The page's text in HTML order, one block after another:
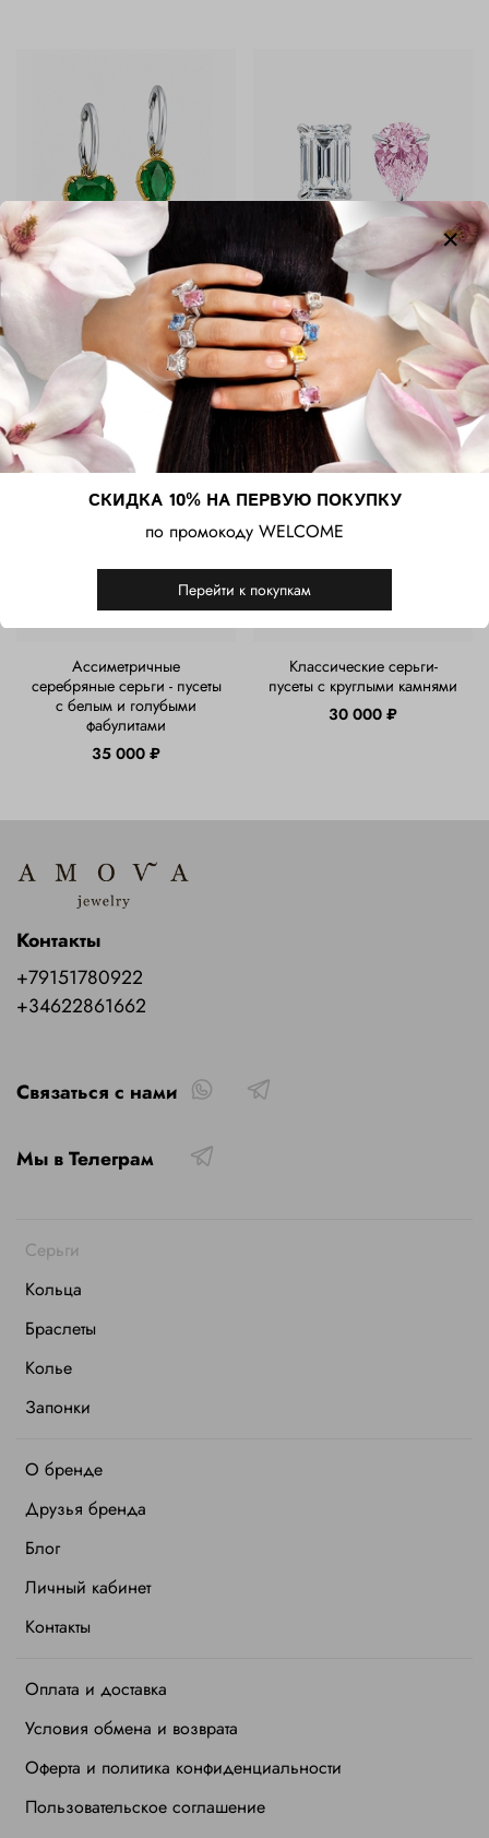
Ассиметричные серьги -
кликеры с изумрудным
кварцем
26 000 ₽
Асимметричные серьги-
пусеты с бесцветным и
розовым фабулитами
35 000 ₽
Ассиметричные
серебряные серьги - пусеты
с белым и голубыми
фабулитами
35 000 ₽
Классические серьги-
пусеты с круглыми камнями
30 000 ₽
Серьги
Кольца
Браслеты
Колье
Запонки
О бренде
Друзья бренда
Блог
Личный кабинет
Контакты
Оплата и доставка
Условия обмена и возврата
Оферта и политика конфиденциальности
Пользовательское соглашение
Контакты
+79151780922
+34622861662
Связаться с нами
Мы в Телеграм
СКИДКА 10% НА ПЕРВУЮ ПОКУПКУ
по промокоду WELCOME
Перейти к покупкам